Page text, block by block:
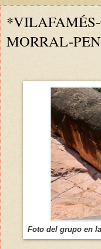
MORRAL-
Foto del grupo en